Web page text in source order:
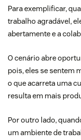
Para exemplificar,
trabalho agradável,
abertamente e a
O cenário abre
pois, eles se sentem
o que acarreta uma
resulta em mais
Por outro lado,
um ambiente de